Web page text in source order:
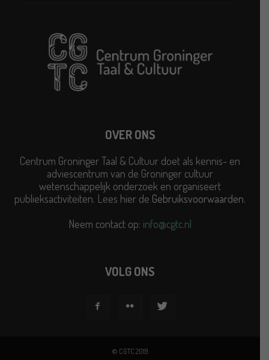
OVER ONS
Centrum Groninger Taal & Cultuur doet als kennis- en
adviescentrum van de Groninger cultuur
wetenschappelijk onderzoek en organiseert
publieksactiviteiten. Lees hier de Gebruiksvoorwaarden.
Neem contact op: info@cgtc.nl
VOLG ONS
© CGTC 2019